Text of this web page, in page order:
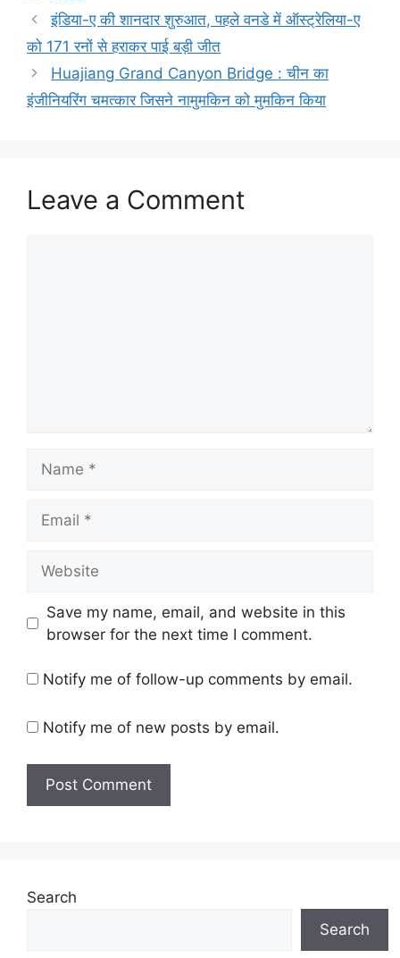
इंडिया-ए की शानदार शुरुआत, पहले वनडे में ऑस्ट्रेलिया-ए
को 171 रनों से हराकर पाई बड़ी जीत
Huajiang Grand Canyon Bridge : चीन का
इंजीनियरिंग चमत्कार जिसने नामुमकिन को मुमकिन किया
Leave a Comment
Save my name, email, and website in this
browser for the next time I comment.
Notify me of follow-up comments by email.
Notify me of new posts by email.
Search
Search